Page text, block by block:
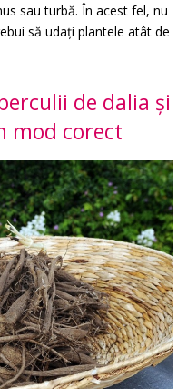
sau turbă. În acest fel, nu
să udați plantele atât de
de dalia și
mod corect